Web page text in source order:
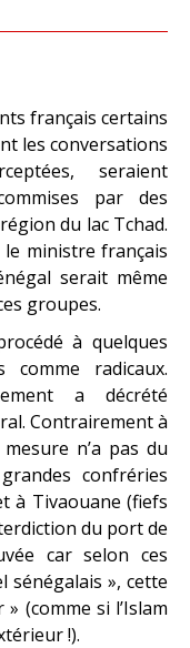
français certains
les conversations
seraient
par des
du lac Tchad.
le ministre français
serait même
groupes.
à quelques
comme radicaux.
a décrété
Contrairement à
n’a pas du
confréries
à Tivaouane (fiefs
du port de
car selon ces
sénégalais », cette
(comme si l’Islam
!).